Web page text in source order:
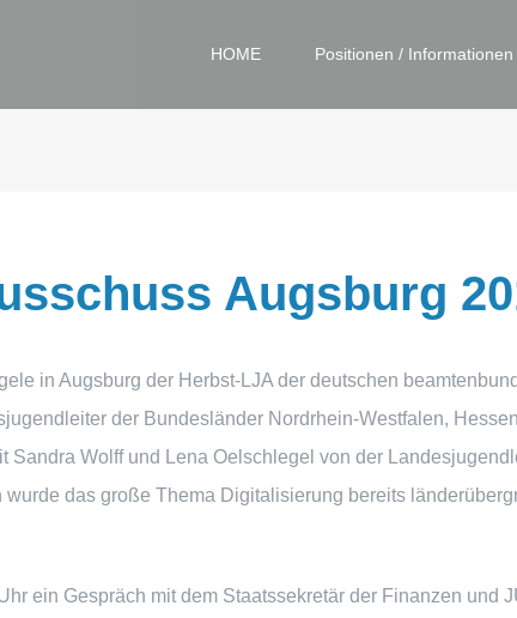
HOME Positionen / Informationen
Augsburg
in Augsburg der Herbst-LJA der deutschen
der Bundesländer Nordrhein-Westfalen,
Sandra Wolff und Lena Oelschlegel von der
das große Thema Digitalisierung bereits
ein Gespräch mit dem Staatssekretär der Finanzen und